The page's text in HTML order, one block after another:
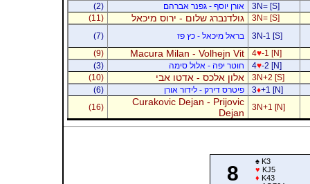
3N= [S]
אורן יוסף - גפנר אברהם
(2)
3N= [S]
גולדנברג שלום - ירוס מיכאל
(11)
3N-1 [S]
בראל מיכאל - כץ פז
(7)
4♥-1 [N]
Macura Milan - Volhejn Vit
(9)
4♥-2 [N] חוטר יפה - אלול סימה
(3)
3N+2 [S]
אלון אלכס - אדטו אבי
(10)
3♦+1 [N] פיטרס דירק - לידור אורן
(6)
3N+1 [N]
Curakovic Dejan - Prijovic
Dejan
(16)
8
♠K3
♥ KJ5
♦ K43